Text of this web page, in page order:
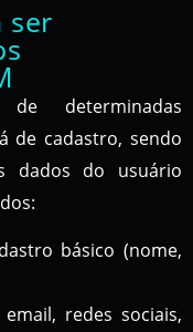
ser
determinadas
de cadastro, sendo
dados do usuário
básico (nome,
redes sociais,